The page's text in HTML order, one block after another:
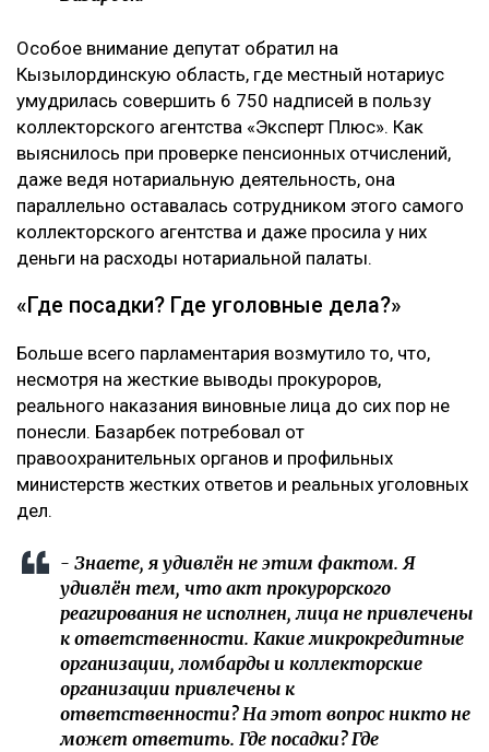
Особое внимание депутат обратил на
Кызылординскую область, где местный нотариус
умудрилась совершить 6 750 надписей в пользу
коллекторского агентства «Эксперт Плюс». Как
выяснилось при проверке пенсионных отчислений,
даже ведя нотариальную деятельность, она
параллельно оставалась сотрудником этого самого
коллекторского агентства и даже просила у них
деньги на расходы нотариальной палаты.
«Где посадки? Где уголовные дела?»
Больше всего парламентария возмутило то, что,
несмотря на жесткие выводы прокуроров,
реального наказания виновные лица до сих пор не
понесли. Базарбек потребовал от
правоохранительных органов и профильных
министерств жестких ответов и реальных уголовных
дел.
- Знаете, я удивлён не этим фактом. Я
удивлён тем, что акт прокурорского
реагирования не исполнен, лица не привлечены
к ответственности. Какие микрокредитные
организации, ломбарды и коллекторские
организации привлечены к
ответственности? На этот вопрос никто не
может ответить. Где посадки? Где